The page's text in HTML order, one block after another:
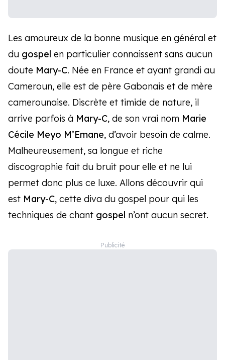
Les amoureux de la bonne musique en général et
du gospel en particulier connaissent sans aucun
doute Mary-C. Née en France et ayant grandi au
Cameroun, elle est de père Gabonais et de mère
camerounaise. Discrète et timide de nature, il
arrive parfois à Mary-C, de son vrai nom Marie
Cécile Meyo M’Emane, d’avoir besoin de calme.
Malheureusement, sa longue et riche
discographie fait du bruit pour elle et ne lui
permet donc plus ce luxe. Allons découvrir qui
est Mary-C, cette diva du gospel pour qui les
techniques de chant gospel n’ont aucun secret.